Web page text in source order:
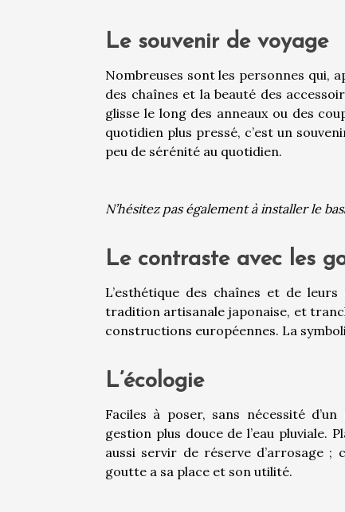
Le souvenir de voyage
Nombreuses sont les personnes qui,
des chaînes et la beauté des
glisse le long des anneaux ou des
quotidien plus pressé, c’est un
peu de sérénité au quotidien.
N’hésitez pas également à installer le
Le contraste avec les
L’esthétique des chaînes et de
tradition artisanale japonaise, et
constructions européennes. La
L’écologie
Faciles à poser, sans nécessité
gestion plus douce de l’eau pluviale.
aussi servir de réserve d’arrosage ;
goutte a sa place et son utilité.